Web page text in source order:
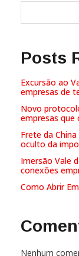
Posts
Excursão ao
empresas de
Novo
empresas
Frete da
oculto da
Imersão Vale
conexões
Como Abrir
Nenhum